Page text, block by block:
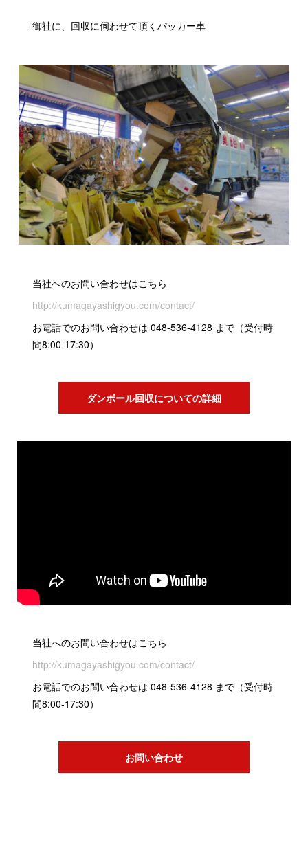
御社に、回収に伺わせて頂くパッカー車
当社へのお問い合わせはこちら
http://kumagayashigyou.com/contact/
お電話でのお問い合わせは 048-536-4128 まで（受付時
間8:00-17:30）
ダンボール回収についての詳細
当社へのお問い合わせはこちら
http://kumagayashigyou.com/contact/
お電話でのお問い合わせは 048-536-4128 まで（受付時
間8:00-17:30）
お問い合わせ